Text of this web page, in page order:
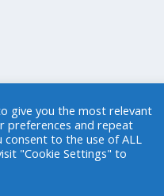
give you the most relevant
preferences and repeat
consent to the use of ALL
"Cookie Settings" to